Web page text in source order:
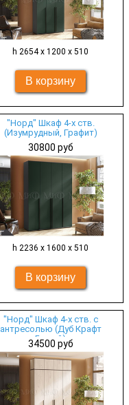
h 2654 х 1200 х 510
"Норд" Шкаф 4-х ств.
(Изумрудный, Графит)
30800 руб
h 2236 х 1600 х 510
"Норд" Шкаф 4-х ств. с
антресолью (Дуб Крафт
Белый)
34500 руб